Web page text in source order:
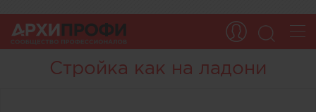
Стройка как на ладони